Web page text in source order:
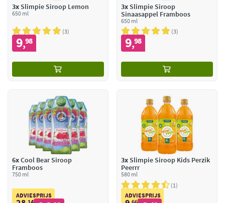
3x Slimpie Siroop Lemon
650 ml
3
9,98
3xSlimpie Siroop
Sinaasappel Framboos
650 ml
3
9,98
6xCool Bear Siroop
Framboos
750 ml
ADVIESPRIJS
14
3xSlimpie Siroop Kids Perzik
Peerrr
580 ml
1
ADVIESPRIJS
66